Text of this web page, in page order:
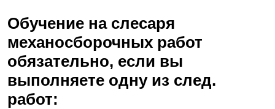
Обучение на слесаря
механосборочных работ
обязательно, если вы
выполняете одну из след.
работ: